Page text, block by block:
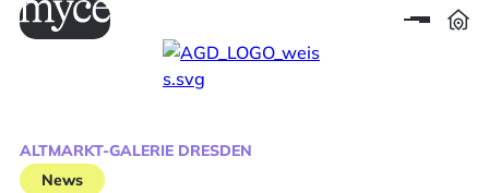
ALTMARKT-GALERIE DRESDEN
News